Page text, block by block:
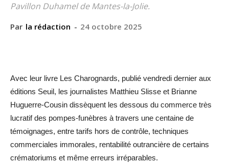
Pavillon Duhamel de Mantes-la-Jolie.
Par la rédaction - 24 octobre 2025
Avec leur livre Les Charognards, publié vendredi dernier aux
éditions Seuil, les journalistes Matthieu Slisse et Brianne
Huguerre-Cousin dissèquent les dessous du commerce très
lucratif des pompes-funèbres à travers une centaine de
témoignages, entre tarifs hors de contrôle, techniques
commerciales immorales, rentabilité outrancière de certains
crématoriums et même erreurs ­irréparables.